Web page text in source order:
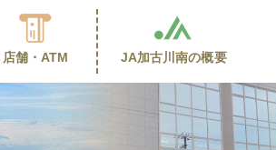
店舗・ ATM JA加古川南の概要